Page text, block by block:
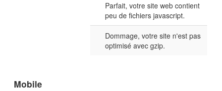
Parfait, votre site web contient
peu de fichiers javascript.
Dommage, votre site n'est pas
optimisé avec gzip.
Mobile